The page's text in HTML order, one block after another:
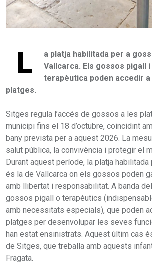
L
a platja habilitada per a
Vallcarca. Els gossos pigall
terapèutica poden accedir
platges.
Sitges regula l’accés de gossos a les
municipi fins el 18 d’octubre, coincidint
bany prevista per a aquest 2026. La
salut pública, la convivència i protegir el
Durant aquest període, la platja
és la de Vallcarca on els gossos poden
amb llibertat i responsabilitat. A banda
gossos pigall o terapèutics
amb necessitats especials), que poden
platges per desenvolupar les seves
han estat ensinistrats. Aquest últim cas
de Sitges, que treballa amb aquests
Fragata.